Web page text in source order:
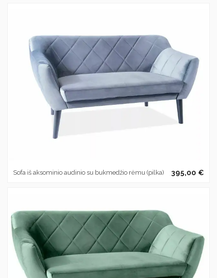
Sofa iš aksominio audinio su bukmedžio rėmu (pilka) 395,00 €